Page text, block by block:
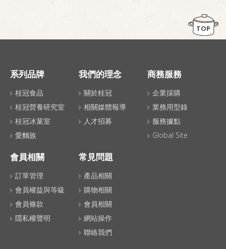
TOP
系列品牌
桂冠食品
桂冠營養研究室
桂冠冰菓室
愛麵族
我們的理念
關於桂冠
相關媒體報導
人才招募
商務服務
企業採購
業務用型錄
服務據點
Global Site
會員相關
訂單管理
會員權益與等級
會員條款
隱私權聲明
常見問題
產品相關
購物相關
會員相關
網站操作
聯絡我們